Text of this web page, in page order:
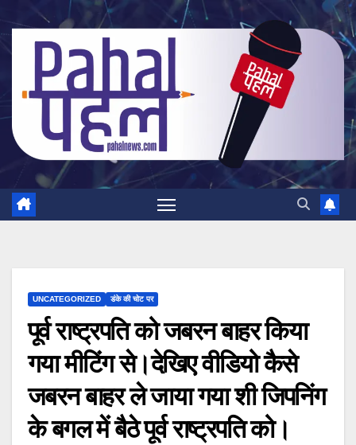
to
UNCATEGORIZED डंके की चोट पर
पूर्व राष्ट्रपति को जबरन बाहर किया
गया मीटिंग से।देखिए वीडियो कैसे
जबरन बाहर ले जाया गया शी जिपनिंग
के बगल में बैठे पूर्व राष्ट्रपति को।